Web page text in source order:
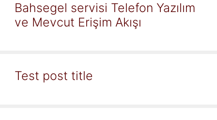
Bahsegel servisi Telefon Yazılım
ve Mevcut Erişim Akışı
Test post title